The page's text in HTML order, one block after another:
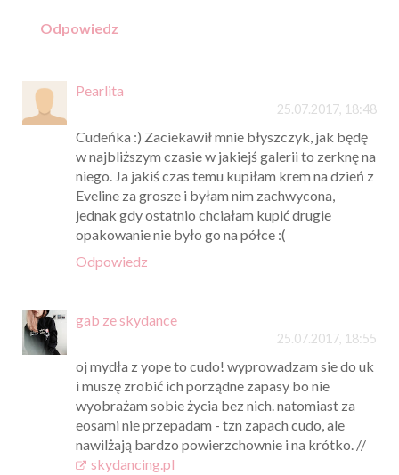
Odpowiedz
Pearlita
25.07.2017, 18:48
Cudeńka :) Zaciekawił mnie błyszczyk, jak będę
w najbliższym czasie w jakiejś galerii to zerknę na
niego. Ja jakiś czas temu kupiłam krem na dzień z
Eveline za grosze i byłam nim zachwycona,
jednak gdy ostatnio chciałam kupić drugie
opakowanie nie było go na półce :(
Odpowiedz
gab ze skydance
25.07.2017, 18:55
oj mydła z yope to cudo! wyprowadzam sie do uk
i muszę zrobić ich porządne zapasy bo nie
wyobrażam sobie życia bez nich. natomiast za
eosami nie przepadam - tzn zapach cudo, ale
nawilżają bardzo powierzchownie i na krótko. //
skydancing.pl